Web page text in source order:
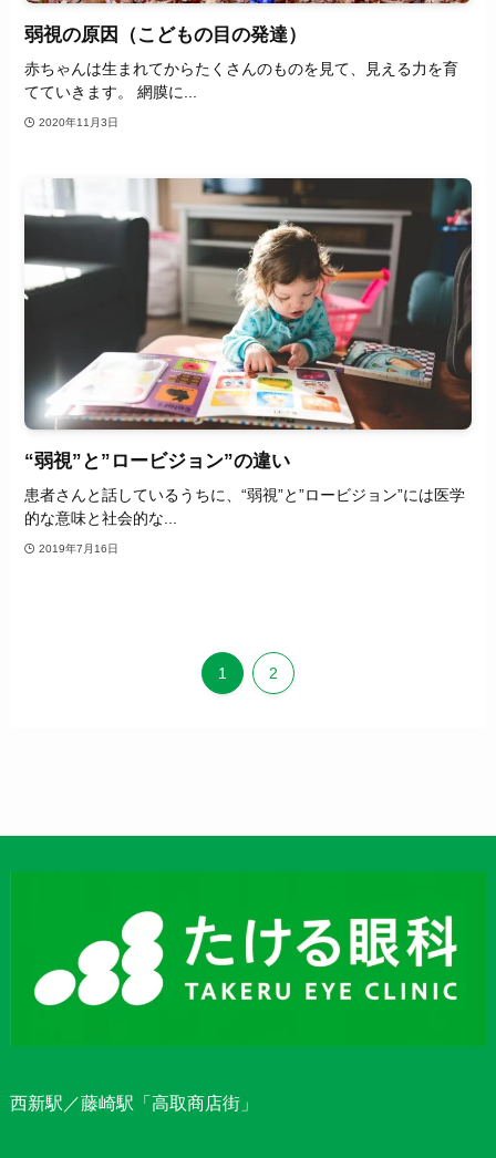
弱視の原因（こどもの目の発達）
赤ちゃんは生まれてからたくさんのものを見て、見える力を育
てていきます。 網膜に...
2020年11月3日
“弱視”と”ロービジョン”の違い
患者さんと話しているうちに、“弱視”と”ロービジョン”には医学
的な意味と社会的な...
2019年7月16日
1 2
西新駅／藤崎駅「高取商店街」